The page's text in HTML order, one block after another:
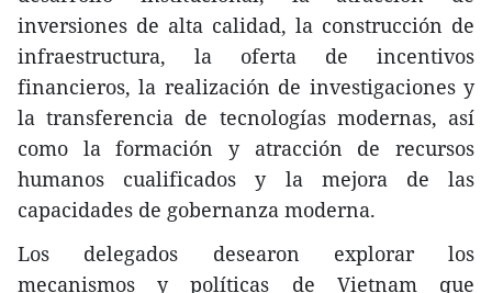
inversiones de alta calidad, la construcción de
infraestructura, la oferta de incentivos
financieros, la realización de investigaciones y
la transferencia de tecnologías modernas, así
como la formación y atracción de recursos
humanos cualificados y la mejora de las
capacidades de gobernanza moderna.
Los delegados desearon explorar los
mecanismos y políticas de Vietnam que